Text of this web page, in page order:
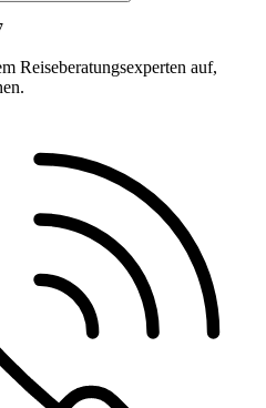
Reiseberatungsexperten auf,